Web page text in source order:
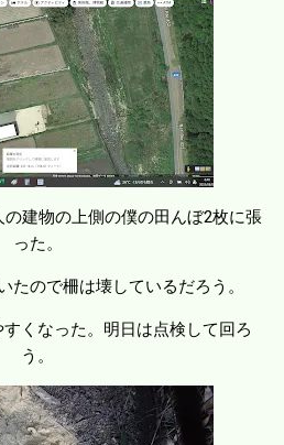
建物の上側の僕の田んぼ2枚に張
った。
たので柵は壊しているだろう。
くなった。明日は点検して回ろ
う。